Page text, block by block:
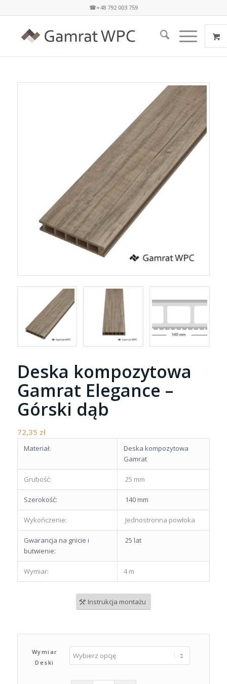
☎+48 792 003 759
Deska kompozytowa
Gamrat Elegance –
Górski dąb
72,35 zł
Materiał:
Deska kompozytowa
Gamrat
Grubość: 25 mm
Szerokość: 140 mm
Wykończenie: Jednostronna powłoka
Gwarancja na gnicie i
butwienie:
25 lat
Wymiar: 4 m
Instrukcja montażu
Wymiar
Deski